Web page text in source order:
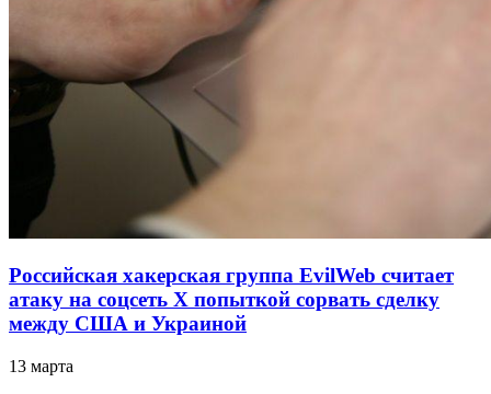
Российская хакерская группа EvilWeb считает
атаку на соцсеть Х попыткой сорвать сделку
между США и Украиной
13 марта